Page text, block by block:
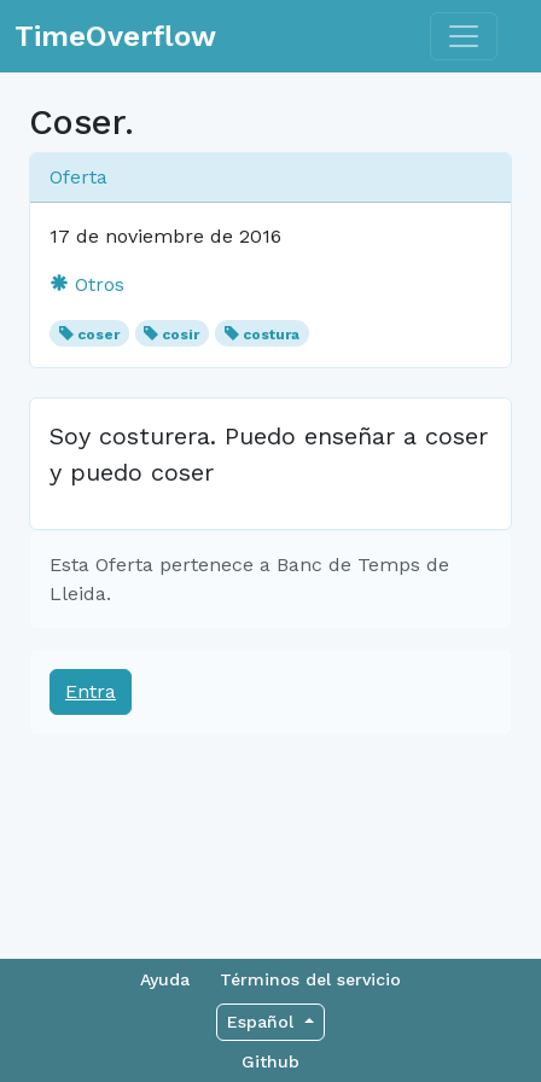
TimeOverflow Toggle
Coser.
Oferta
17 de noviembre de 2016
Otros
coser cosir costura
Soy costurera. Puedo enseñar a coser
y puedo coser
Esta Oferta pertenece a Banc de Temps de
Lleida.
Entra
Ayuda Términos del servicio
Español
Github